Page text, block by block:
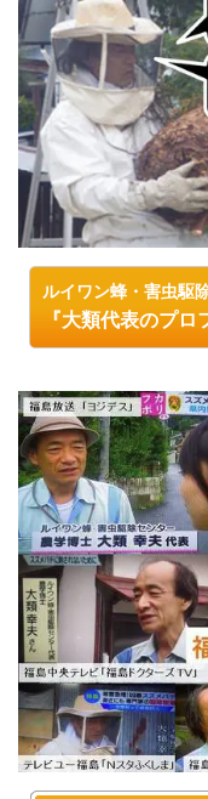
ルイワン蜂・害虫駆
『大類代表のプ